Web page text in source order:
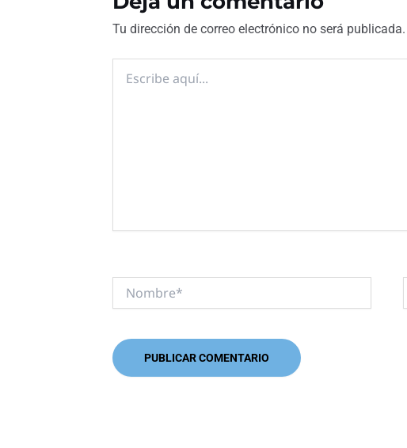
Tu dirección de correo electrónico no será publicada.
aquí...